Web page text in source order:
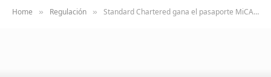
Home » Regulación » Standard Chartered gana el pasaporte MiCA mientras la UE aprueba 57 empresas